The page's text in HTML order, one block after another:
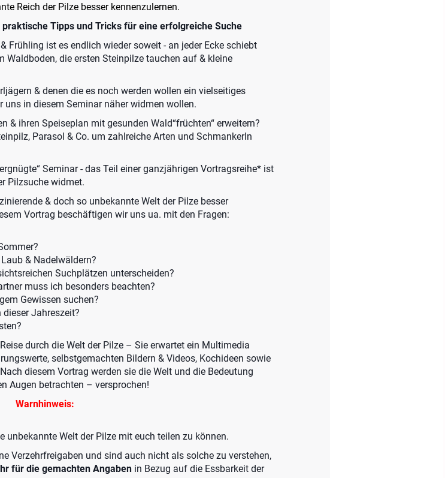
Reich der Pilze besser kennenzulernen.
Tipps und Tricks für eine erfolgreiche Suche
Frühling ist es endlich wieder soweit - an jeder Ecke schiebt
Waldboden, die ersten Steinpilze tauchen auf & kleine
& denen die es noch werden wollen ein vielseitiges
in diesem Seminar näher widmen wollen.
& ihren Speiseplan mit gesunden Wald“früchten“ erweitern?
Parasol & Co. um zahlreiche Arten und Schmankerln
Seminar - das Teil einer ganzjährigen Vortragsreihe* ist
Pilzsuche widmet.
& doch so unbekannte Welt der Pilze besser
Vortrag beschäftigen wir uns ua. mit den Fragen:
& Nadelwäldern?
Suchplätzen unterscheiden?
muss ich besonders beachten?
Gewissen suchen?
Jahreszeit?
durch die Welt der Pilze – Sie erwartet ein Multimedia
selbstgemachten Bildern & Videos, Kochideen sowie
diesem Vortrag werden sie die Welt und die Bedeutung
Augen betrachten – versprochen!
Warnhinweis:
Welt der Pilze mit euch teilen zu können.
Verzehrfreigaben und sind auch nicht als solche zu verstehen,
für die gemachten Angaben in Bezug auf die Essbarkeit der